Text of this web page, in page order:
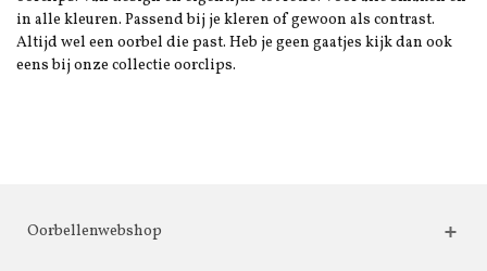
in alle kleuren. Passend bij je kleren of gewoon als contrast.
Altijd wel een oorbel die past. Heb je geen gaatjes kijk dan ook
eens bij onze collectie oorclips.
Oorbellenwebshop